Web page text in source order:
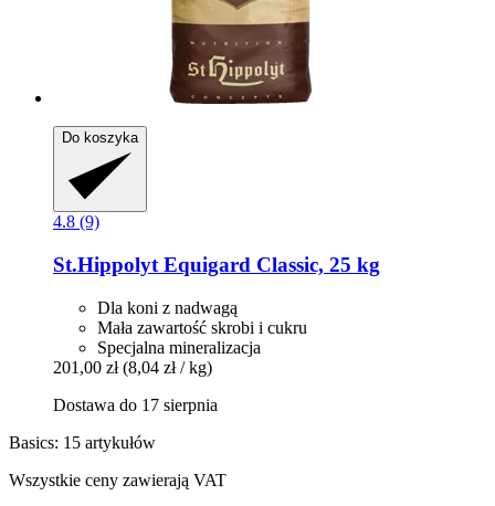
Do koszyka
4.8 (9)
St.Hippolyt Equigard Classic, 25 kg
Dla koni z nadwagą
Mała zawartość skrobi i cukru
Specjalna mineralizacja
201,00 zł (8,04 zł / kg)
Dostawa do 17 sierpnia
Basics: 15 artykułów
Wszystkie ceny zawierają VAT